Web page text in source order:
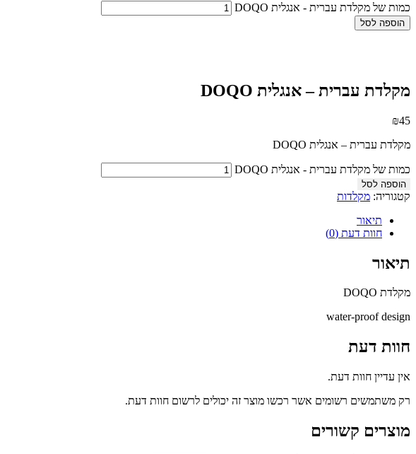
כמות של מקלדת עברית - אנגלית DOQO
הוספה לסל
מקלדת עברית – אנגלית DOQO
₪45
מקלדת עברית – אנגלית DOQO
כמות של מקלדת עברית - אנגלית DOQO
הוספה לסל
קטגוריה: מקלדות
תיאור
חוות דעת (0)
תיאור
מקלדת DOQO
water-proof design
חוות דעת
אין עדיין חוות דעת.
רק משתמשים רשומים אשר רכשו מוצר זה יכולים לרשום חוות דעת.
מוצרים קשורים